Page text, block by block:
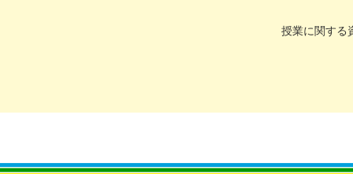
授業に関する